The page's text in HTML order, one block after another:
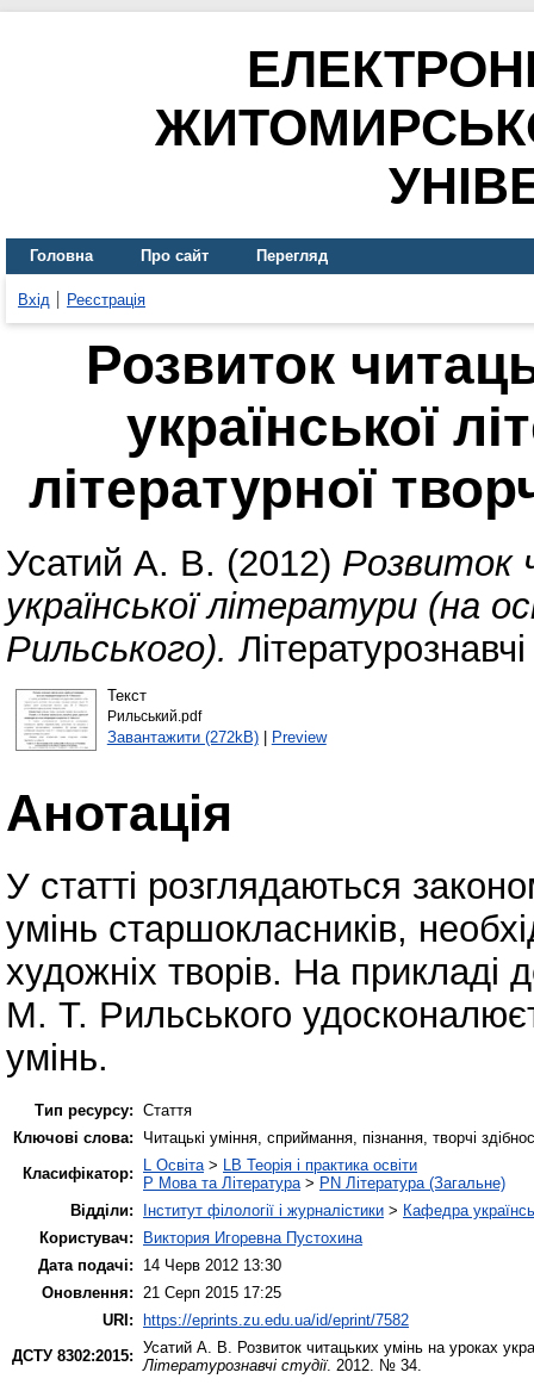
Головна Про сайт Перегляд
Вхід Реєстрація
Розвиток
української
літературної
Усатий А. В. (2012) Розвиток
української літератури (на
Рильського).
Текст
Рильський.pdf
Завантажити (272kB)| Preview
Анотація
У статті розглядаються
умінь старшокласників,
художніх творів. На прикладі
М. Т. Рильського
умінь.
Тип ресурсу: Стаття
Ключові слова:
Читацькі уміння, сприймання, пізнання, творчі
Класифікатор:
L Освіта > LB Теорія і практика освіти
P Мова та Література > PN Література (Загальне)
Відділи:
Інститут філології і журналістики > Кафедра
Користувач:
Виктория Игоревна Пустохина
Дата подачі:
14 Черв 2012 13:30
Оновлення:
21 Серп 2015 17:25
URI: https://eprints.zu.edu.ua/id/eprint/7582
ДСТУ 8302:2015: Усатий А. В.
Розвиток читацьких умінь на уроках
Літературознавчі студії. 2012. № 34.